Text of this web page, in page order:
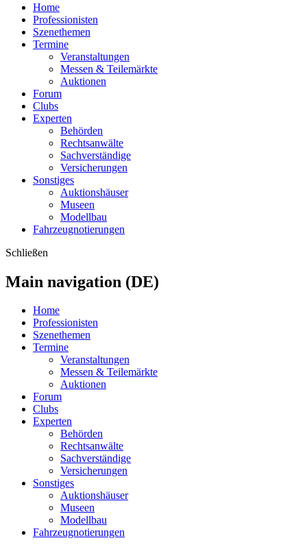
Home
Professionisten
Szenethemen
Termine
Veranstaltungen
Messen & Teilemärkte
Auktionen
Forum
Clubs
Experten
Behörden
Rechtsanwälte
Sachverständige
Versicherungen
Sonstiges
Auktionshäuser
Museen
Modellbau
Fahrzeugnotierungen
Schließen
Main navigation (DE)
Home
Professionisten
Szenethemen
Termine
Veranstaltungen
Messen & Teilemärkte
Auktionen
Forum
Clubs
Experten
Behörden
Rechtsanwälte
Sachverständige
Versicherungen
Sonstiges
Auktionshäuser
Museen
Modellbau
Fahrzeugnotierungen